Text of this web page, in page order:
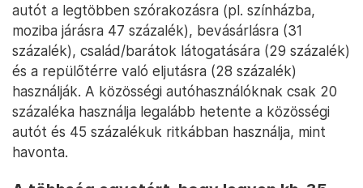
autót a legtöbben szórakozásra (pl. színházba,
moziba járásra 47 százalék), bevásárlásra (31
százalék), család/barátok látogatására (29 százalék)
és a repülőtérre való eljutásra (28 százalék)
használják. A közösségi autóhasználóknak csak 20
százaléka használja legalább hetente a közösségi
autót és 45 százalékuk ritkábban használja, mint
havonta.